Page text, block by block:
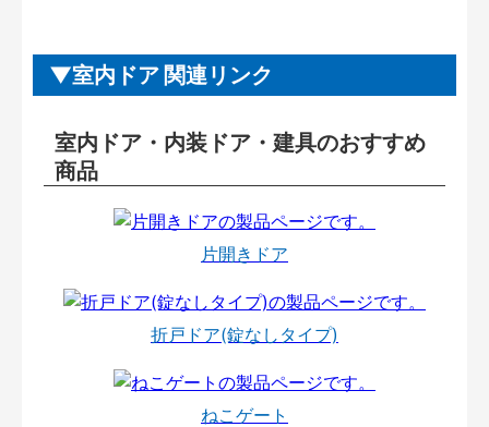
室内ドア 関連リンク
室内ドア・内装ドア・建具のおすすめ
商品
片開きドア
折戸ドア(錠なしタイプ)
ねこゲート